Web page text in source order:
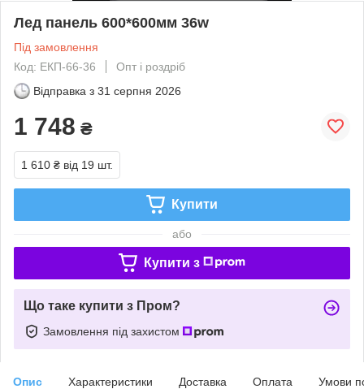
Лед панель 600*600мм 36w
Під замовлення
Код: ЕКП-66-36
Опт і роздріб
Відправка з 31 серпня 2026
1 748 ₴
1 610 ₴ від 19 шт.
Купити
або
Купити з
Що таке купити з Пром?
Замовлення під захистом
Опис Характеристики Доставка Оплата Умови